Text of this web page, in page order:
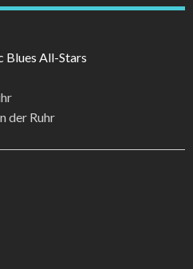
Blues All-Stars
der Ruhr